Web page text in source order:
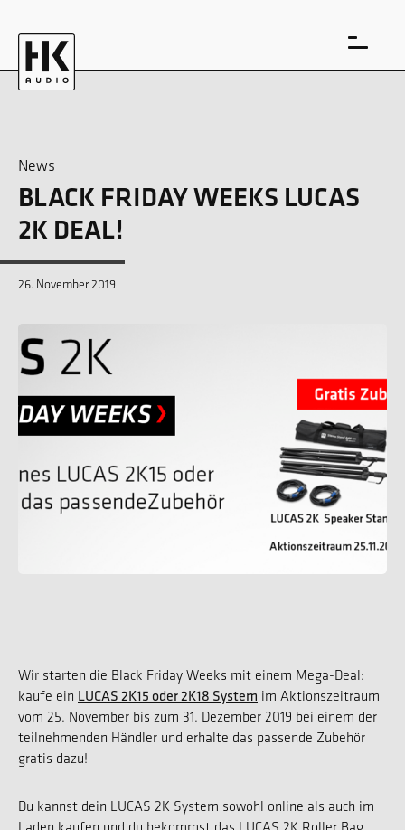
EN
News
BLACK FRIDAY WEEKS LUCAS
2K DEAL!
26. November 2019
Wir starten die Black Friday Weeks mit einem Mega-Deal:
kaufe ein LUCAS 2K15 oder 2K18 System im Aktionszeitraum
vom 25. November bis zum 31. Dezember 2019 bei einem der
teilnehmenden Händler und erhalte das passende Zubehör
gratis dazu!
Du kannst dein LUCAS 2K System sowohl online als auch im